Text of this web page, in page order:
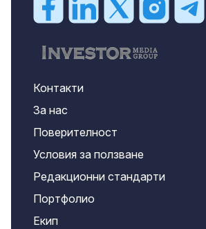
Контакти
За нас
Поверителност
Условия за ползване
Редакционни стандарти
Портфолио
Екип